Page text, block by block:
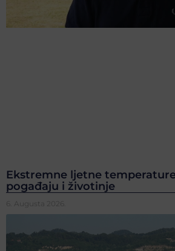
Ekstremne ljetne
pogađaju i životinje
6. Augusta 2026.